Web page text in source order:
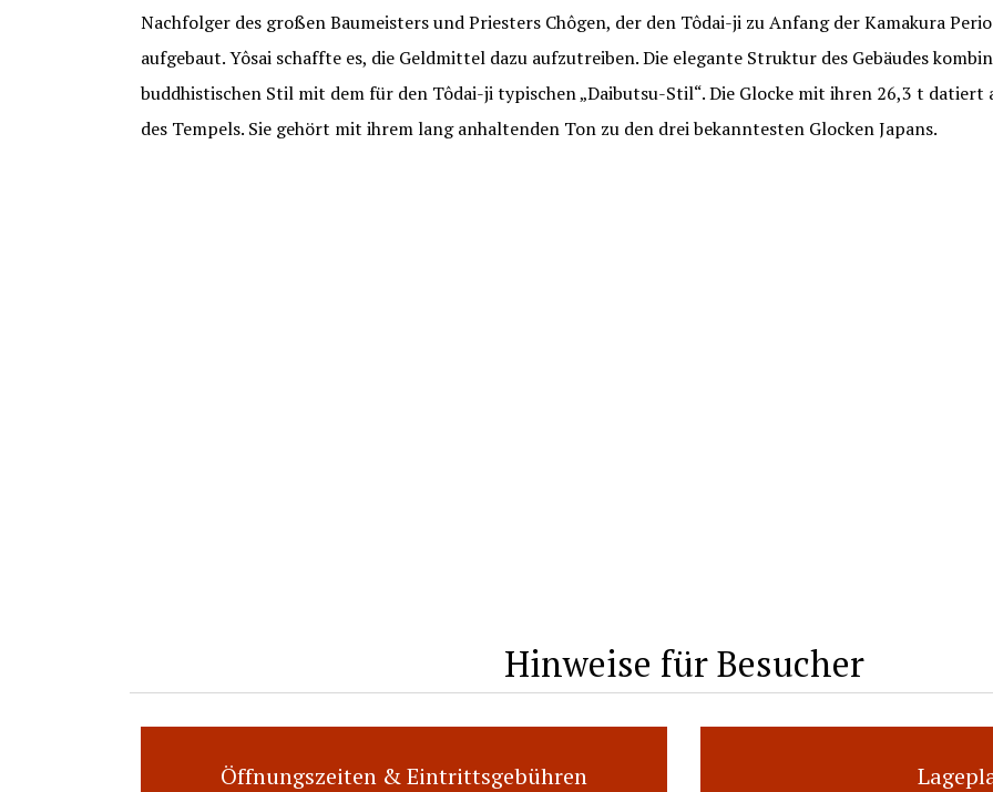
Nachfolger des großen Baumeisters und Priesters Chôgen, der den Tôdai-ji zu Anfang der Kamakura
aufgebaut. Yôsai schaffte es, die Geldmittel dazu aufzutreiben. Die elegante Struktur des Gebäudes
buddhistischen Stil mit dem für den Tôdai-ji typischen „Daibutsu-Stil“. Die Glocke mit ihren 26,3 t datiert
des Tempels. Sie gehört mit ihrem lang anhaltenden Ton zu den drei bekanntesten Glocken Japans.
Hinweise für Besucher
Öffnungszeiten & Eintrittsgebühren